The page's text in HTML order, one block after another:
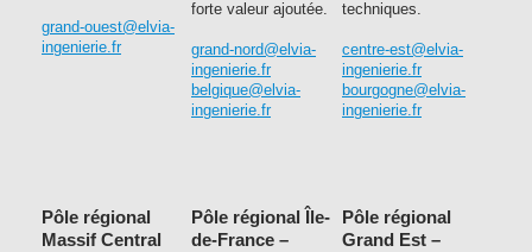
grand-ouest@elvia-
ingenierie.fr
forte valeur ajoutée.
grand-nord@elvia-
ingenierie.fr
belgique@elvia-
ingenierie.fr
techniques.
centre-est@elvia-
ingenierie.fr
bourgogne@elvia-
ingenierie.fr
Pôle régional
Massif Central
Pôle régional Île-
de-France –
Pôle régional
Grand Est –